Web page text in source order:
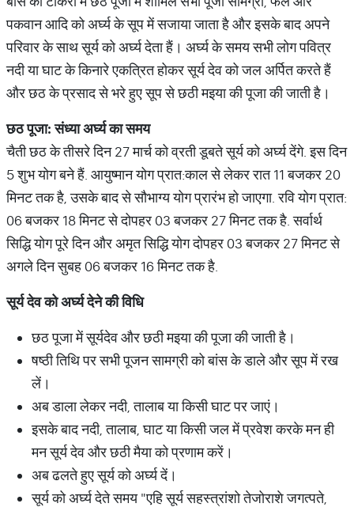
पकवान आदि को अर्घ्य के सूप में सजाया जाता है और इसके बाद अपने
परिवार के साथ सूर्य को अर्घ्य देता हैं। अर्घ्य के समय सभी लोग पवित्र
नदी या घाट के किनारे एकत्रित होकर सूर्य देव को जल अर्पित करते हैं
और छठ के प्रसाद से भरे हुए सूप से छठी मइया की पूजा की जाती है।
छठ पूजा: संध्या अर्घ्य का समय
चैती छठ के तीसरे दिन 27 मार्च को व्रती डूबते सूर्य को अर्घ्य देंगे. इस दिन
5 शुभ योग बने हैं. आयुष्मान योग प्रात:काल से लेकर रात 11 बजकर 20
मिनट तक है, उसके बाद से सौभाग्य योग प्रारंभ हो जाएगा. रवि योग प्रात:
06 बजकर 18 मिनट से दोपहर 03 बजकर 27 मिनट तक है. सर्वार्थ
सिद्धि योग पूरे दिन और अमृत सिद्धि योग दोपहर 03 बजकर 27 मिनट से
अगले दिन सुबह 06 बजकर 16 मिनट तक है.
सूर्य देव को अर्घ्य देने की विधि
छठ पूजा में सूर्यदेव और छठी मइया की पूजा की जाती है।
षष्ठी तिथि पर सभी पूजन सामग्री को बांस के डाले और सूप में रख
लें।
अब डाला लेकर नदी, तालाब या किसी घाट पर जाएं।
इसके बाद नदी, तालाब, घाट या किसी जल में प्रवेश करके मन ही
मन सूर्य देव और छठी मैया को प्रणाम करें।
अब ढलते हुए सूर्य को अर्घ्य दें।
सूर्य को अर्घ्य देते समय "एहि सूर्य सहस्त्रांशो तेजोराशे जगत्पते,